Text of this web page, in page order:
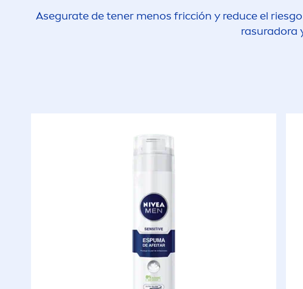
Asegurate de tener menos fricción y reduce el
rasuradora